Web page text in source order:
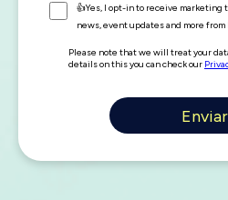
👍Yes, I opt-in to receive
news, event updates and more
Please note that we will treat your
details on this you can check our